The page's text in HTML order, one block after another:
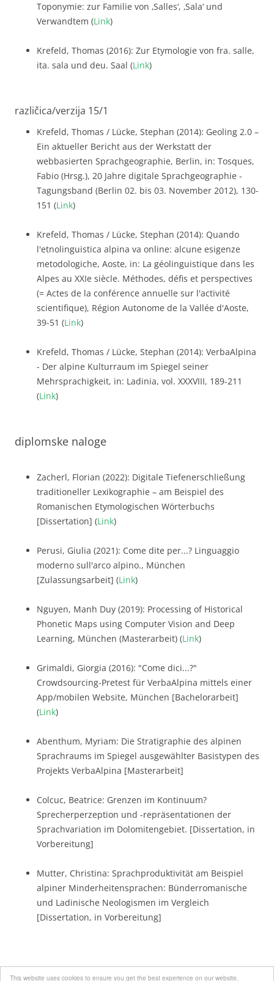
This website uses cookies to ensure you get the best experience on our website.
Toponymie: zur Familie von ‚Salles‘, ‚Sala‘ und
Verwandtem (Link)
Krefeld, Thomas (2016): Zur Etymologie von fra. salle,
ita. sala und deu. Saal (Link)
različica/verzija 15/1
Krefeld, Thomas / Lücke, Stephan (2014): Geoling 2.0 –
Ein aktueller Bericht aus der Werkstatt der
webbasierten Sprachgeographie, Berlin, in: Tosques,
Fabio (Hrsg.), 20 Jahre digitale Sprachgeographie -
Tagungsband (Berlin 02. bis 03. November 2012), 130-
151 (Link)
Krefeld, Thomas / Lücke, Stephan (2014): Quando
l'etnolinguistica alpina va online: alcune esigenze
metodologiche, Aoste, in: La géolinguistique dans les
Alpes au XXIe siècle. Méthodes, défis et perspectives
(= Actes de la conférence annuelle sur l'activité
scientifique), Région Autonome de la Vallée d'Aoste,
39-51 (Link)
Krefeld, Thomas / Lücke, Stephan (2014): VerbaAlpina
- Der alpine Kulturraum im Spiegel seiner
Mehrsprachigkeit, in: Ladinia, vol. XXXVIII, 189-211
(Link)
diplomske naloge
Zacherl, Florian (2022): Digitale Tiefenerschließung
traditioneller Lexikographie – am Beispiel des
Romanischen Etymologischen Wörterbuchs
[Dissertation] (Link)
Perusi, Giulia (2021): Come dite per...? Linguaggio
moderno sull'arco alpino., München
[Zulassungsarbeit] (Link)
Nguyen, Manh Duy (2019): Processing of Historical
Phonetic Maps using Computer Vision and Deep
Learning, München (Masterarbeit) (Link)
Grimaldi, Giorgia (2016): "Come dici...?"
Crowdsourcing-Pretest für VerbaAlpina mittels einer
App/mobilen Website, München [Bachelorarbeit]
(Link)
Abenthum, Myriam: Die Stratigraphie des alpinen
Sprachraums im Spiegel ausgewählter Basistypen des
Projekts VerbaAlpina [Masterarbeit]
Colcuc, Beatrice: Grenzen im Kontinuum?
Sprecherperzeption und -repräsentationen der
Sprachvariation im Dolomitengebiet. [Dissertation, in
Vorbereitung]
Mutter, Christina: Sprachproduktivität am Beispiel
alpiner Minderheitensprachen: Bünderromanische
und Ladinische Neologismen im Vergleich
[Dissertation, in Vorbereitung]